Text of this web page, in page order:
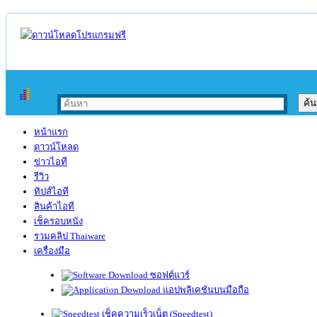
หน้าแรก
ดาวน์โหลด
ข่าวไอที
รีวิว
ทิปส์ไอที
สินค้าไอที
เช็ครอบหนัง
รวมคลิป Thaiware
เครื่องมือ
ซอฟต์แวร์
แอปพลิเคชันบนมือถือ
เช็คความเร็วเน็ต (Speedtest)